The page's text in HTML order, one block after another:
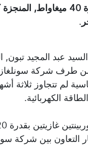
الكهرباء للتضامن الجزائري-النيجري بمنطقة غوروباندا,
.
عبد المجيد تبون,
طرف شركة سونلغاز
لم تتجاوز ثلاثة
الكهربائية.
بين شركة